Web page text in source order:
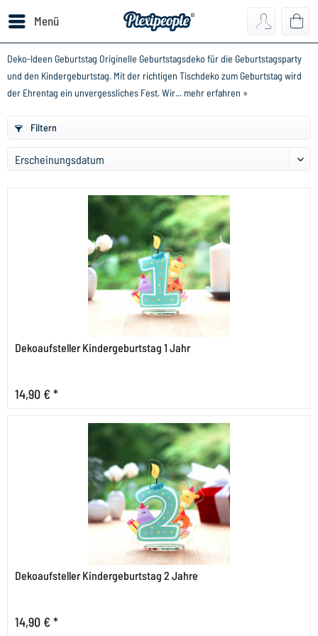
Menü
Deko-Ideen Geburtstag Originelle Geburtstagsdeko für die Geburtstagsparty
und den Kindergeburtstag. Mit der richtigen Tischdeko zum Geburtstag wird
der Ehrentag ein unvergessliches Fest. Wir... mehr erfahren »
Filtern
Dekoaufsteller Kindergeburtstag 1 Jahr
14,90 € *
Dekoaufsteller Kindergeburtstag 2 Jahre
14,90 € *